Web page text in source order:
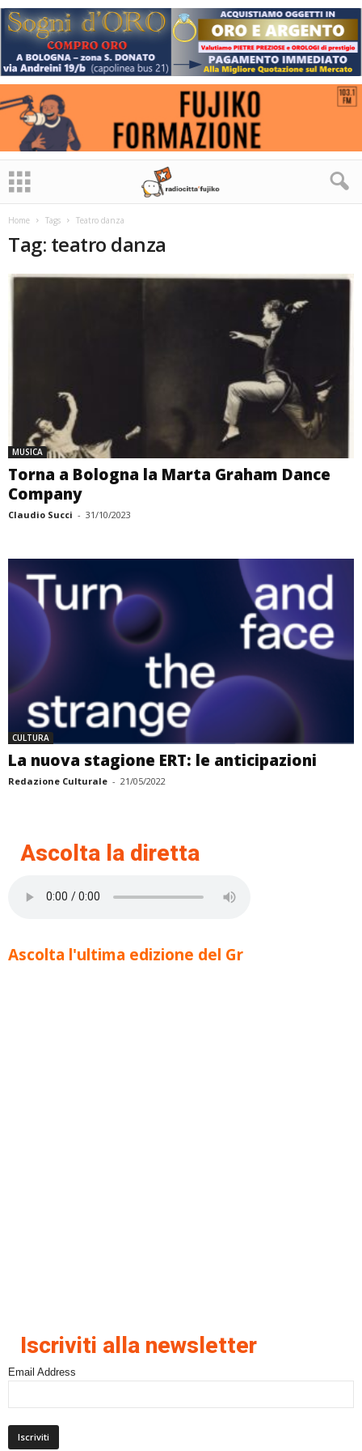
Home Tags Teatro danza
Tag: teatro danza
MUSICA
Torna a Bologna la Marta Graham Dance
Company
Claudio Succi - 31/10/2023
CULTURA
La nuova stagione ERT: le anticipazioni
Redazione Culturale - 21/05/2022
Ascolta la diretta
Ascolta l'ultima edizione del Gr
Iscriviti alla newsletter
Email Address